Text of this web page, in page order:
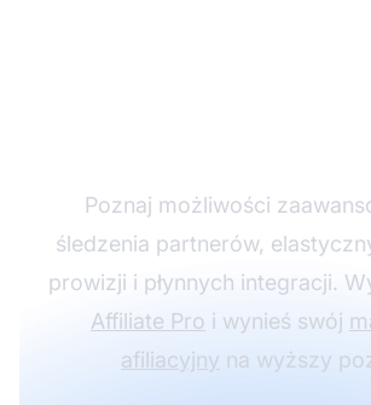
Poznaj możliwości
śledzenia partnerów,
prowizji i płynnych integracji.
Affiliate Pro i wynieś swój
afiliacyjny na wyższy